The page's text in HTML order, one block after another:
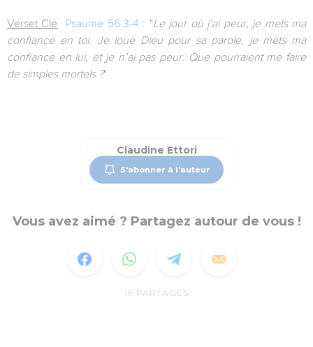
Verset Clé Psaume 56.3-4 : "Le jour où j’ai peur, je mets ma
confiance en toi. Je loue Dieu pour sa parole, je mets ma
confiance en lui, et je n’ai pas peur. Que pourraient me faire
de simples mortels ?"
Claudine Ettori
S'abonner à l'auteur
Vous avez aimé ? Partagez autour de vous !
19 PARTAGES